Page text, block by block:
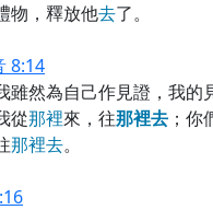
物，釋放他去了。
8:14
雖然為自己作見證，我的
從那裡來，往那裡去 ；
那裡去。